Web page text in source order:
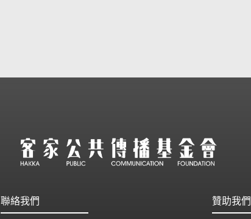
聯絡我們 贊助我們